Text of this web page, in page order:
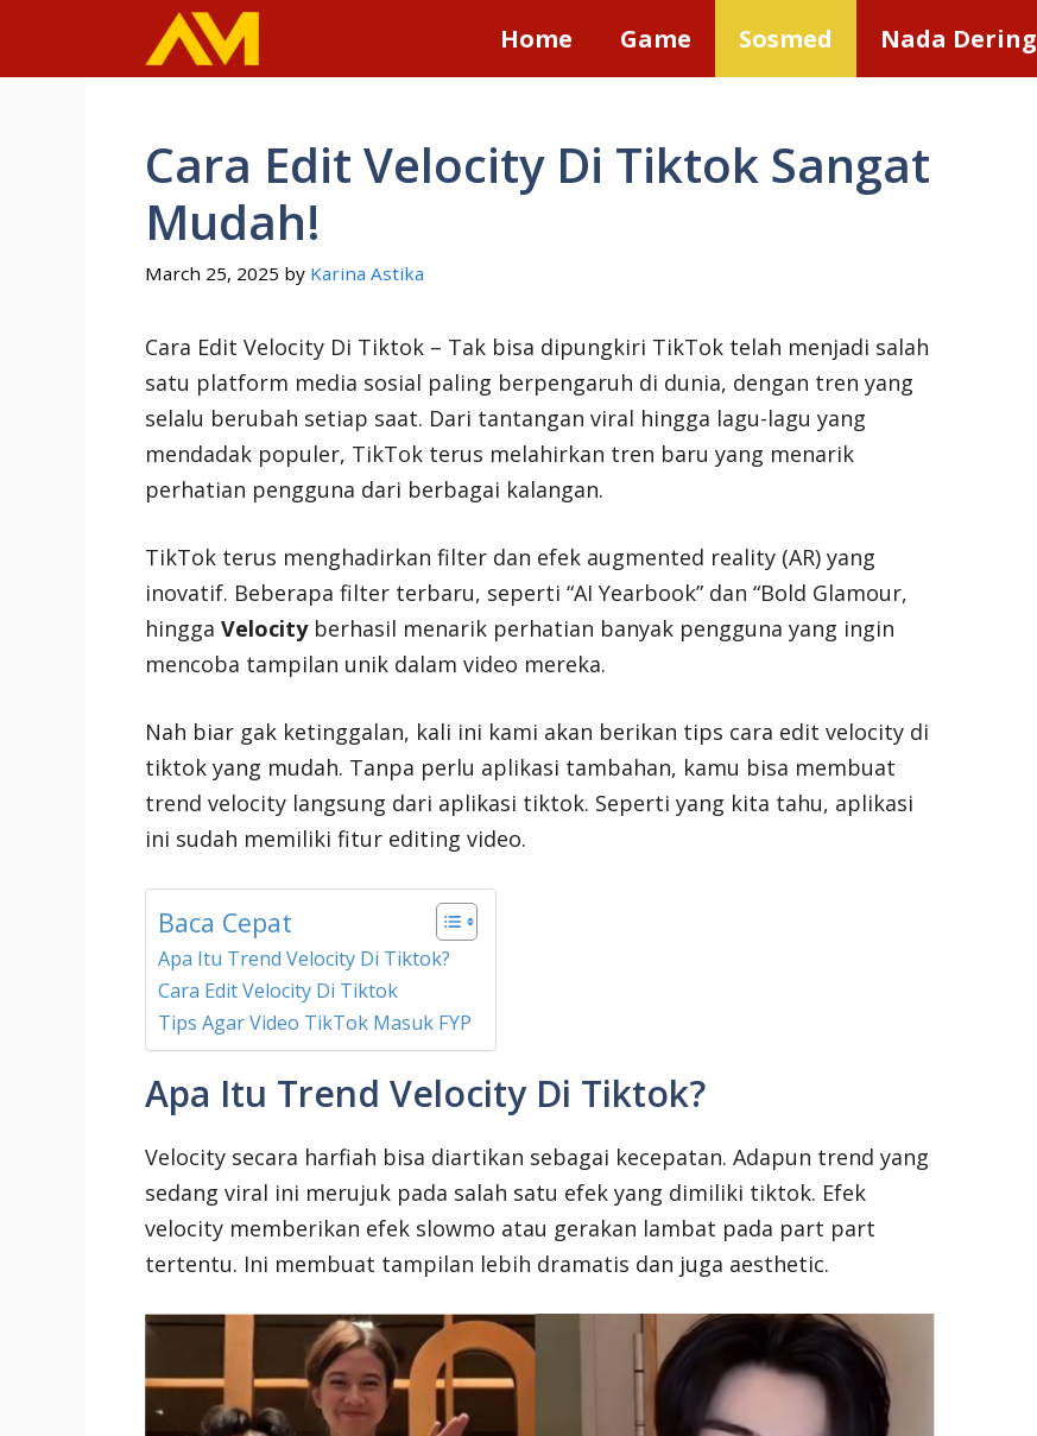
Home Game Sosmed Nada Dering
Cara Edit Velocity Di Tiktok Sangat
Mudah!
March 25, 2025 by Karina Astika
Cara Edit Velocity Di Tiktok – Tak bisa dipungkiri TikTok telah menjadi salah
satu platform media sosial paling berpengaruh di dunia, dengan tren yang
selalu berubah setiap saat. Dari tantangan viral hingga lagu-lagu yang
mendadak populer, TikTok terus melahirkan tren baru yang menarik
perhatian pengguna dari berbagai kalangan.
TikTok terus menghadirkan filter dan efek augmented reality (AR) yang
inovatif. Beberapa filter terbaru, seperti “AI Yearbook” dan “Bold Glamour,
hingga Velocityberhasil menarik perhatian banyak pengguna yang ingin
mencoba tampilan unik dalam video mereka.
Nah biar gak ketinggalan, kali ini kami akan berikan tips cara edit velocity di
tiktok yang mudah. Tanpa perlu aplikasi tambahan, kamu bisa membuat
trend velocity langsung dari aplikasi tiktok. Seperti yang kita tahu, aplikasi
ini sudah memiliki fitur editing video.
Baca Cepat
Apa Itu Trend Velocity Di Tiktok?
Cara Edit Velocity Di Tiktok
Tips Agar Video TikTok Masuk FYP
Apa Itu Trend Velocity Di Tiktok?
Velocity secara harfiah bisa diartikan sebagai kecepatan. Adapun trend yang
sedang viral ini merujuk pada salah satu efek yang dimiliki tiktok. Efek
velocity memberikan efek slowmo atau gerakan lambat pada part part
tertentu. Ini membuat tampilan lebih dramatis dan juga aesthetic.